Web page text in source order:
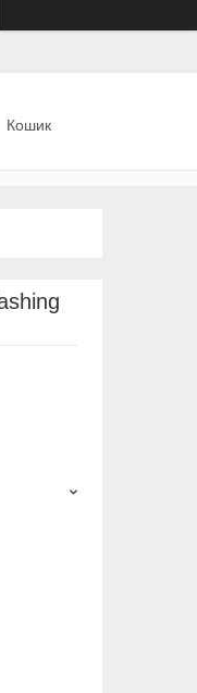
Кошик